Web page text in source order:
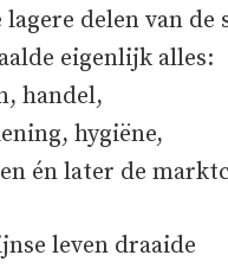
delen van de
eigenlijk alles:
handel,
hygiëne,
én later de
leven draaide